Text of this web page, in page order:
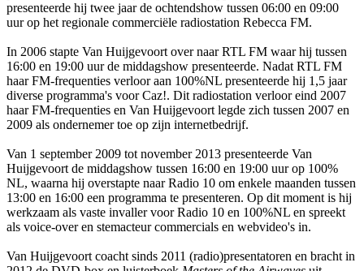
presenteerde hij twee jaar de ochtendshow tussen 06:00 en 09:00
uur op het regionale commerciële radiostation Rebecca FM.
In 2006 stapte Van Huijgevoort over naar RTL FM waar hij tussen
16:00 en 19:00 uur de middagshow presenteerde. Nadat RTL FM
haar FM-frequenties verloor aan 100%NL presenteerde hij 1,5 jaar
diverse programma's voor Caz!. Dit radiostation verloor eind 2007
haar FM-frequenties en Van Huijgevoort legde zich tussen 2007 en
2009 als ondernemer toe op zijn internetbedrijf.
Van 1 september 2009 tot november 2013 presenteerde Van
Huijgevoort de middagshow tussen 16:00 en 19:00 uur op 100%
NL, waarna hij overstapte naar Radio 10 om enkele maanden tussen
13:00 en 16:00 een programma te presenteren. Op dit moment is hij
werkzaam als vaste invaller voor Radio 10 en 100%NL en spreekt
als voice-over en stemacteur commercials en webvideo's in.
Van Huijgevoort coacht sinds 2011 (radio)presentatoren en bracht in